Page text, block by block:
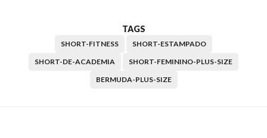
TAGS
SHORT-FITNESS
SHORT-ESTAMPADO
SHORT-DE-ACADEMIA
SHORT-FEMININO-PLUS-SIZE
BERMUDA-PLUS-SIZE